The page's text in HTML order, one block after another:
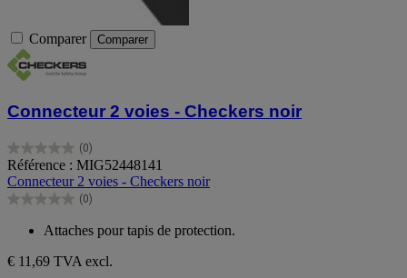
Comparer Comparer
Connecteur 2 voies - Checkers noir
(0)
0.0
sur
5
étoiles.
Référence : MIG52448141
Connecteur 2 voies - Checkers noir
(0)
0.0
étoiles.
Attaches pour tapis de protection.
€ 11,69 TVA excl.